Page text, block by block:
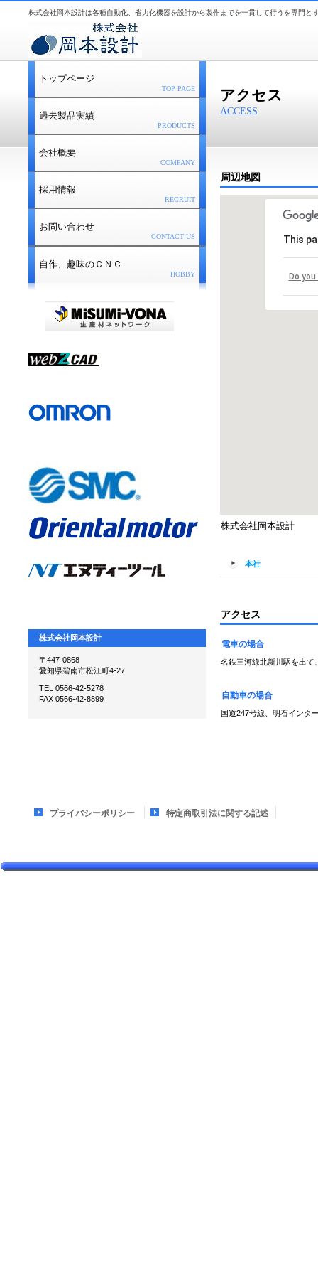
株式会社岡本設計は各種自動化、省力化機器を設計から製作までを一貫して行うを専門と
アクセス
ACCESS
周辺地図
This
Do
株式会社岡本設計
本社
アクセス
電車の場合
名鉄三河線北新川駅を出て
自動車の場合
国道247号線、明石インタ
トップページ
TOP PAGE
過去製品実績
PRODUCTS
会社概要
COMPANY
採用情報
RECRUIT
お問い合わせ
CONTACT US
自作、趣味のＣＮＣ
HOBBY
株式会社岡本設計
〒447-0868
愛知県碧南市松江町4-27
TEL 0566-42-5278
FAX 0566-42-8899
プライバシーポリシー 特定商取引法に関する記述